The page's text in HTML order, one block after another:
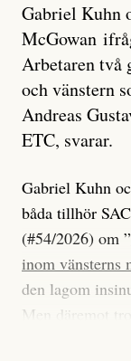
Gabriel Kuhn
McGowan
Arbetaren två
och vänstern
Andreas
ETC, svarar.
Gabriel Kuhn
båda tillhör
(#54/2026) om ”
inom vänsterns
den lagom
Men däremot